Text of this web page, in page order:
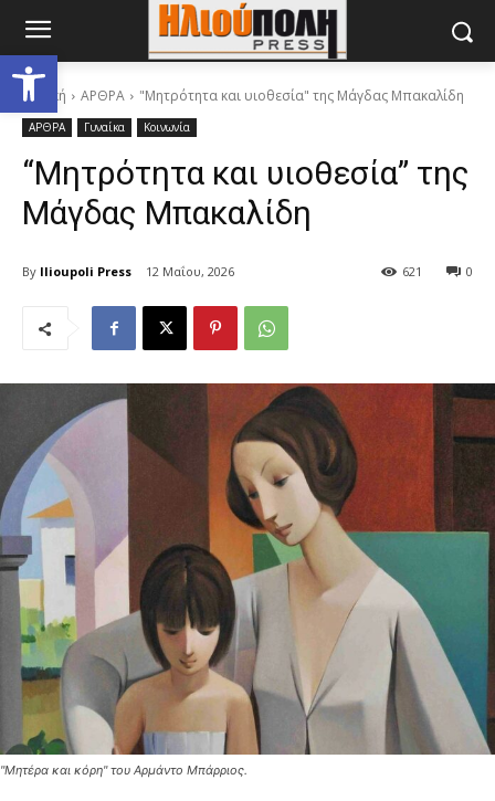
Ανοίξτε τη γραμμή εργαλείων
Αρχική ΑΡΘΡΑ "Μητρότητα και υιοθεσία" της Μάγδας Μπακαλίδη
ΑΡΘΡΑ Γυναίκα Κοινωνία
“Μητρότητα και υιοθεσία” της
Μάγδας Μπακαλίδη
By Ilioupoli Press 12 Μαΐου, 2026 0
621
"Μητέρα και κόρη" του Αρμάντο Μπάρριος.